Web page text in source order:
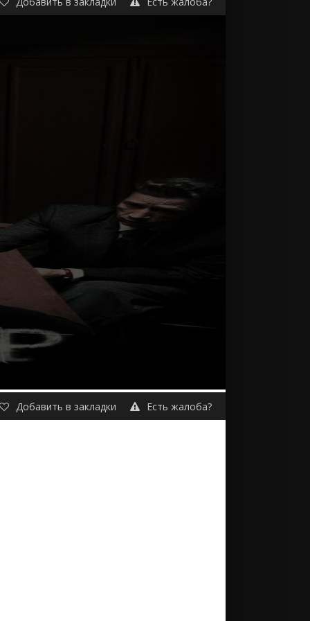
Добавить в закладки Есть жалоба?